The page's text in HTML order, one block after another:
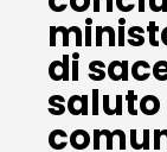
di
saluto